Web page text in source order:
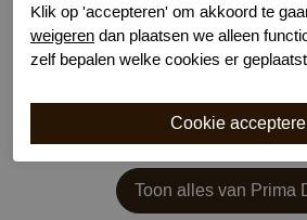
Draagoptie
Kruislings
Toon alles van Prima
Klik op 'accepteren' om akkoord te
weigeren dan plaatsen we alleen
zelf bepalen welke cookies er